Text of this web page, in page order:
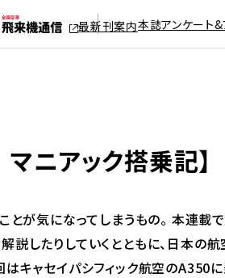
最新刊案内本誌アンケート&
ニアック搭乗記】
とが気になってしまうもの。 本連載
説したりしていくとともに、日本の
キャセイパシフィック航空のA350に